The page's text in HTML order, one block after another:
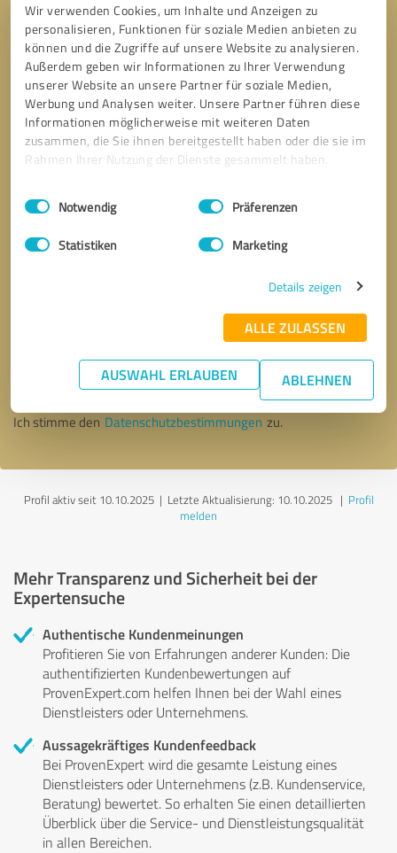
Wir verwenden Cookies, um Inhalte und Anzeigen zu
personalisieren, Funktionen für soziale Medien anbieten zu
können und die Zugriffe auf unsere Website zu analysieren.
Außerdem geben wir Informationen zu Ihrer Verwendung
unserer Website an unsere Partner für soziale Medien,
Werbung und Analysen weiter. Unsere Partner führen diese
Informationen möglicherweise mit weiteren Daten
zusammen, die Sie ihnen bereitgestellt haben oder die sie im
Rahmen Ihrer Nutzung der Dienste gesammelt haben.
Impressum Datenschutzbestimmungen
Einwilligungsauswahl
Notwendig Präferenzen
Statistiken Marketing
Details zeigen
ALLE ZULASSEN
AUSWAHL ERLAUBEN ABLEHNEN
* Erforderliche Angaben
Nachricht senden
Ich stimme den Datenschutzbestimmungen zu.
Profil aktiv seit 10.10.2025 | Letzte Aktualisierung: 10.10.2025| Profil
melden
Mehr Transparenz und Sicherheit bei der
Expertensuche
Authentische Kundenmeinungen
Profitieren Sie von Erfahrungen anderer Kunden: Die
authentifizierten Kundenbewertungen auf
ProvenExpert.com helfen Ihnen bei der Wahl eines
Dienstleisters oder Unternehmens.
Aussagekräftiges Kundenfeedback
Bei ProvenExpert wird die gesamte Leistung eines
Dienstleisters oder Unternehmens (z.B. Kundenservice,
Beratung) bewertet. So erhalten Sie einen detaillierten
Überblick über die Service- und Dienstleistungsqualität
in allen Bereichen.